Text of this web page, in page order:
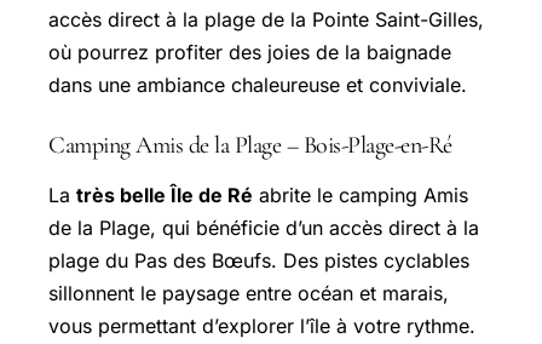
accès direct à la plage de la Pointe Saint-Gilles,
où pourrez profiter des joies de la baignade
dans une ambiance chaleureuse et conviviale.
Camping Amis de la Plage – Bois-Plage-en-Ré
La très belle Île de Ré abrite le camping Amis
de la Plage, qui bénéficie d’un accès direct à la
plage du Pas des Bœufs. Des pistes cyclables
sillonnent le paysage entre océan et marais,
vous permettant d’explorer l’île à votre rythme.